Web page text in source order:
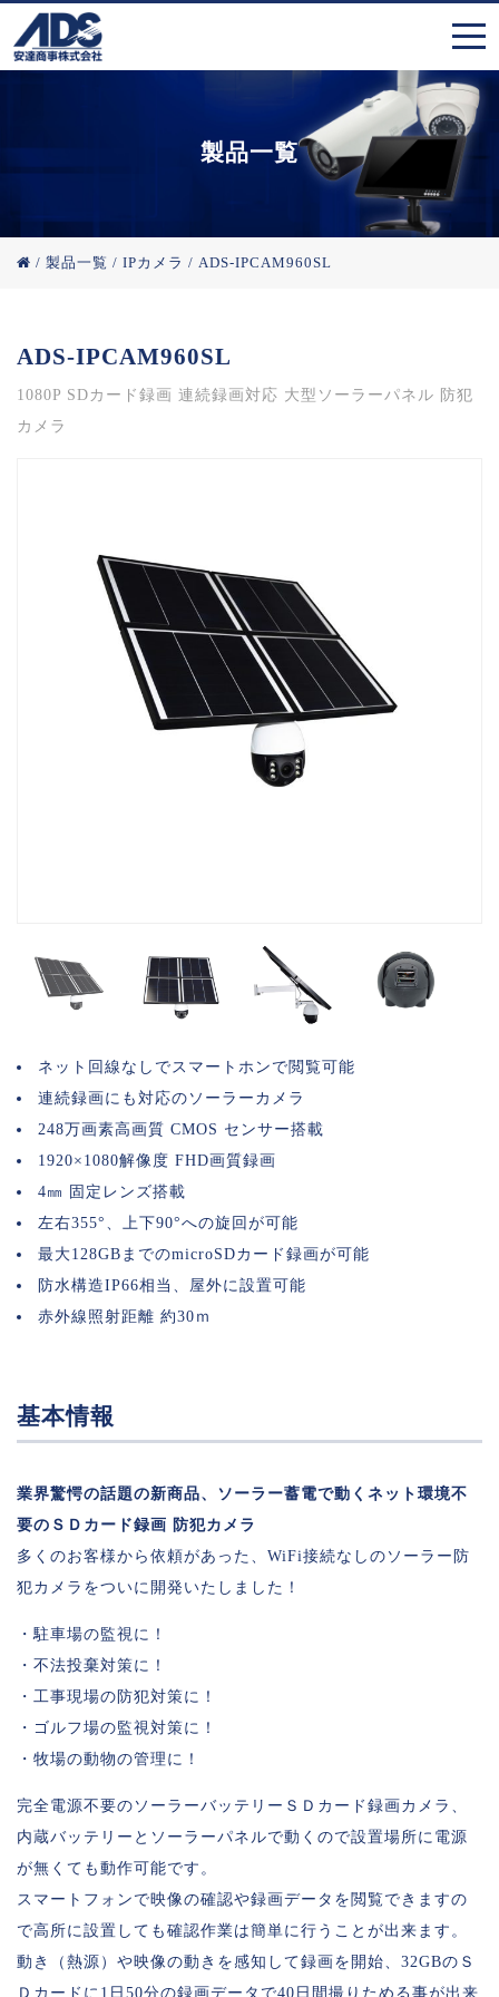
製品一覧
/ 製品一覧 / IPカメラ / ADS-IPCAM960SL
ADS-IPCAM960SL
1080P SDカード録画 連続録画対応 大型ソーラーパネル 防犯
カメラ
ネット回線なしでスマートホンで閲覧可能
連続録画にも対応のソーラーカメラ
248万画素高画質 CMOS センサー搭載
1920×1080解像度 FHD画質録画
4㎜ 固定レンズ搭載
左右355°、上下90°への旋回が可能
最大128GBまでのmicroSDカード録画が可能
防水構造IP66相当、屋外に設置可能
赤外線照射距離 約30ｍ
基本情報
業界驚愕の話題の新商品、ソーラー蓄電で動くネット環境不
要のＳＤカード録画 防犯カメラ
多くのお客様から依頼があった、WiFi接続なしのソーラー防
犯カメラをついに開発いたしました！
・駐車場の監視に！
・不法投棄対策に！
・工事現場の防犯対策に！
・ゴルフ場の監視対策に！
・牧場の動物の管理に！
完全電源不要のソーラーバッテリーＳＤカード録画カメラ、
内蔵バッテリーとソーラーパネルで動くので設置場所に電源
が無くても動作可能です。
スマートフォンで映像の確認や録画データを閲覧できますの
で高所に設置しても確認作業は簡単に行うことが出来ます。
動き（熱源）や映像の動きを感知して録画を開始、32GBのＳ
Ｄカードに1日50分の録画データで40日間撮りためる事が出来